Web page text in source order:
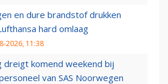
en dure brandstof drukken
hard omlaag
2026, 11:38
dreigt komend weekend bij
van SAS Noorwegen